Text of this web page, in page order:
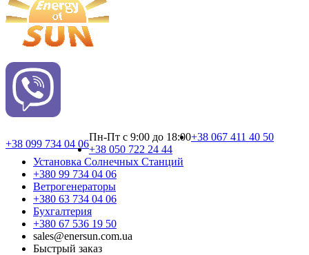
+38 099 734 04 06
Пн-Пт с 9:00 до 18:00+38 067 411 40 50
+38 050 722 24 44
Установка Cолнечных Cтанций
+380 99 734 04 06
Ветрогенераторы
+380 63 734 04 06
Бухгалтерия
+380 67 536 19 50
sales@enersun.com.ua
Быстрый заказ